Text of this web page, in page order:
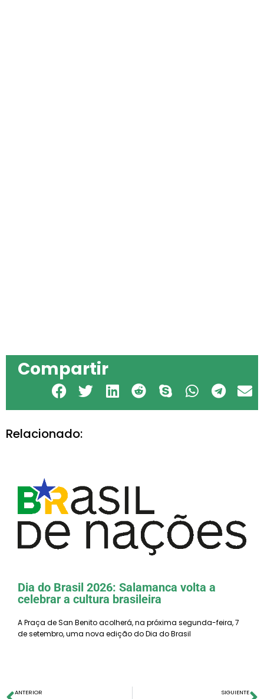
Compartir
Relacionado:
Dia do Brasil 2026: Salamanca volta a
celebrar a cultura brasileira
A Praça de San Benito acolherá, na próxima segunda-feira, 7
de setembro, uma nova edição do Dia do Brasil
O CEB oferecerá novos cursos
presenciais de Português do Brasil
ANTERIOR SIGUIENTE